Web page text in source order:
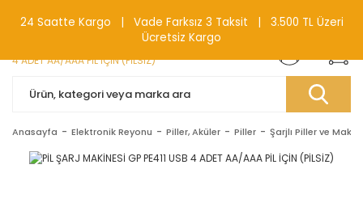
0(212) 240 87 88
Anasayfa Elektronik Reyonu Piller, Aküler Piller Şarjlı Piller ve
24 Saatte Kargo | Vade Farksız 3 Taksit | 3.500 TL Üzeri
Ücretsiz Kargo